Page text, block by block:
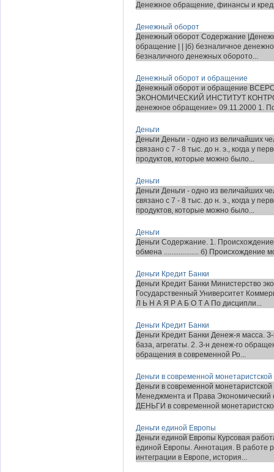
Денежное обращение, финансы и
Денежный оборот
Денежный оборот Содержание
обращение | | |б) безналичное
безналичного денежных оборото...
Денежный оборот и обращение
Денежный оборот и обращение
ЭКОНОМИЧЕСКИЙ ИНСТИТУТ
денежное обращение» 09.11.2000 1.
Деньги
Деньги Деньги - одно из величайших
связано с 7 - 8 тыс. до н. э., когда у
продуктов, которые можно было...
Деньги
Деньги Деньги - одно из величайших
связано с 7 - 8 тыс. до н. э., когда у
продуктов, которые можно было...
Деньги
Деньги Содержание. 1.
обмена ................... б) Происхождение
Деньги Кредит Банки
Деньги Кредит Банки Министерство
Государственный Университет
Л Ь Н А Я Р А Б О Т А По дисципли...
Деньги Кредит Банки
Деньги Кредит Банки Денеж-я масса.
база, агрегаты. 2. З-н денеж-го
обращения в современной Ро...
Деньги в современной
Деньги в современной
Менеджмента и Права Экономический
ДЕНЬГИ в современной
Деньги единой Европы
Деньги единой Европы Курсовая
единой Европы. Аннотация. В работе
интеграции в Европе, история...